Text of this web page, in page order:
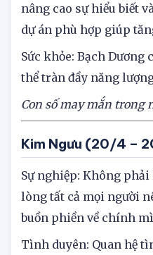
nâng cao sự hiểu biết
dự án phù hợp giúp
Sức khỏe: Bạch Dương
thể tràn đầy năng
Con số may mắn trong
Kim Ngưu (20/4 –
Sự nghiệp: Không
lòng tất cả mọi người
buồn phiền về chính
Tình duyên: Quan hệ